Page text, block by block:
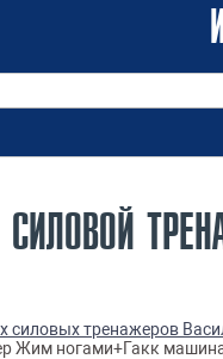
силовых тренажеров
Жим ногами+Гакк